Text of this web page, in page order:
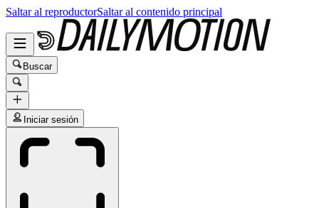
Saltar al reproductorSaltar al contenido principal
Buscar
Iniciar sesión